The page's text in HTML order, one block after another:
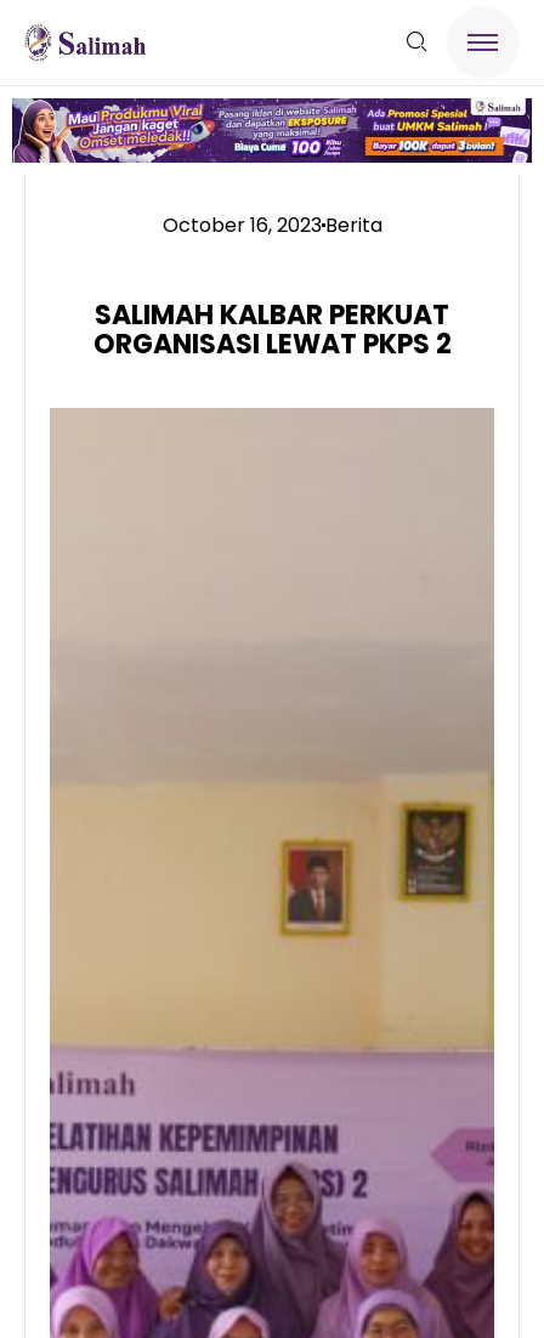
October 16, 2023Berita
SALIMAH KALBAR PERKUAT
ORGANISASI LEWAT PKPS 2